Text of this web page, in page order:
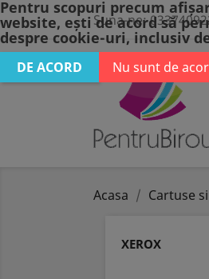
Suna-ne:
Acasa Cartuse
XEROX
Pentru scopuri precum
website, ești de acord să
despre cookie-uri, inclusiv
DE ACORD Nu sunt de